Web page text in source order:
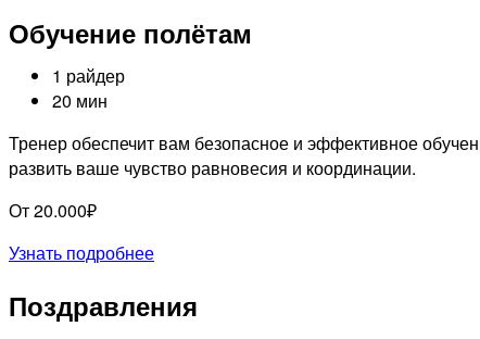
Обучение полётам
1 райдер
20 мин
Тренер обеспечит вам безопасное и эффективное
развить ваше чувство равновесия и координации.
От 20.000₽
Узнать подробнее
Поздравления